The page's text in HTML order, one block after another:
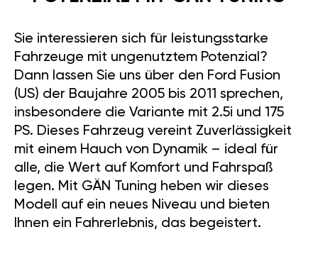
Sie interessieren sich für leistungsstarke
Fahrzeuge mit ungenutztem Potenzial?
Dann lassen Sie uns über den Ford Fusion
(US) der Baujahre 2005 bis 2011 sprechen,
insbesondere die Variante mit 2.5i und 175
PS. Dieses Fahrzeug vereint Zuverlässigkeit
mit einem Hauch von Dynamik – ideal für
alle, die Wert auf Komfort und Fahrspaß
legen. Mit GÄN Tuning heben wir dieses
Modell auf ein neues Niveau und bieten
Ihnen ein Fahrerlebnis, das begeistert.